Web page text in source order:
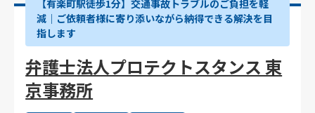
【有楽町駅徒歩1分】交通事故トラブルのご負担を軽
減｜ご依頼者様に寄り添いながら納得できる解決を目
指します
弁護士法人プロテクトスタンス 東
京事務所